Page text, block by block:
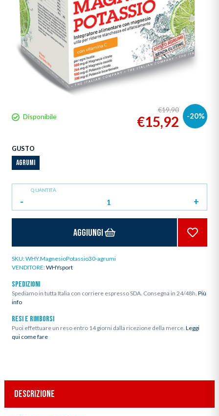
Disponibile -20%
€19,90
€15,92
GUSTO
AGRUMI
QUANTITÀ
- +
Aggiungi
SKU:WHY.MagnesioPotassio30-agrumi
VENDITORE:WHYsport
SPEDIZIONI
Spediamo in tutta Italia con corriere espresso SDA. Consegna in 24/48h. Più
info
RESI E RIMBORSI
Puoi effettuare un reso entro 14 giorni dalla ricezione della merce. Leggi
qui come fare
DESCRIZIONE